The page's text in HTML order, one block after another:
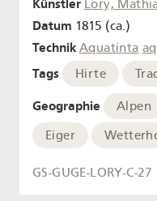
Künstler Lory,
Datum 1815 (ca.)
Technik Aquatinta
Tags Hirte
Geographie Alpen
Eiger
GS-GUGE-LORY-C-27